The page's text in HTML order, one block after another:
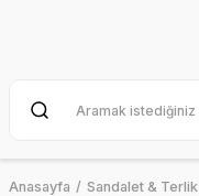
Anasayfa Sandalet & Terlik